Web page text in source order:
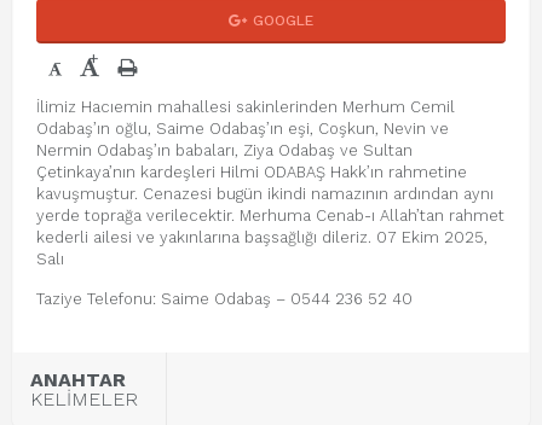
GOOGLE
- +
İlimiz Hacıemin mahallesi sakinlerinden Merhum Cemil
Odabaş’ın oğlu, Saime Odabaş’ın eşi, Coşkun, Nevin ve
Nermin Odabaş’ın babaları, Ziya Odabaş ve Sultan
Çetinkaya’nın kardeşleri Hilmi ODABAŞ Hakk’ın rahmetine
kavuşmuştur. Cenazesi bugün ikindi namazının ardından aynı
yerde toprağa verilecektir. Merhuma Cenab-ı Allah’tan rahmet
kederli ailesi ve yakınlarına başsağlığı dileriz. 07 Ekim 2025,
Salı
Taziye Telefonu: Saime Odabaş – 0544 236 52 40
ANAHTAR
KELİMELER